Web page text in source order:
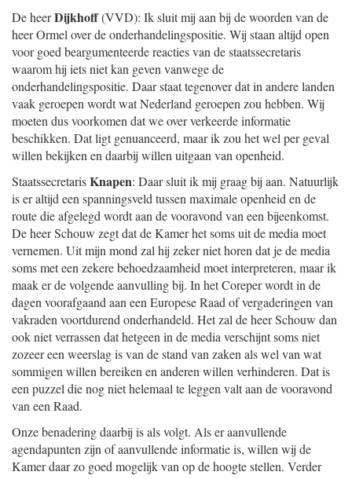
De heerDijkhoff(VVD): Ik sluit mij aan bij de woorden van de
heer Ormel over de onderhandelingspositie. Wij staan altijd open
voor goed beargumenteerde reacties van de staatssecretaris
waarom hij iets niet kan geven vanwege de
onderhandelingspositie. Daar staat tegenover dat in andere landen
vaak geroepen wordt wat Nederland geroepen zou hebben. Wij
moeten dus voorkomen dat we over verkeerde informatie
beschikken. Dat ligt genuanceerd, maar ik zou het wel per geval
willen bekijken en daarbij willen uitgaan van openheid.
StaatssecretarisKnapen: Daar sluit ik mij graag bij aan. Natuurlijk
is er altijd een spanningsveld tussen maximale openheid en de
route die afgelegd wordt aan de vooravond van een bijeenkomst.
De heer Schouw zegt dat de Kamer het soms uit de media moet
vernemen. Uit mijn mond zal hij zeker niet horen dat je de media
soms met een zekere behoedzaamheid moet interpreteren, maar ik
maak er de volgende aanvulling bij. In het Coreper wordt in de
dagen voorafgaand aan een Europese Raad of vergaderingen van
vakraden voortdurend onderhandeld. Het zal de heer Schouw dan
ook niet verrassen dat hetgeen in de media verschijnt soms niet
zozeer een weerslag is van de stand van zaken als wel van wat
sommigen willen bereiken en anderen willen verhinderen. Dat is
een puzzel die nog niet helemaal te leggen valt aan de vooravond
van een Raad.
Onze benadering daarbij is als volgt. Als er aanvullende
agendapunten zijn of aanvullende informatie is, willen wij de
Kamer daar zo goed mogelijk van op de hoogte stellen. Verder